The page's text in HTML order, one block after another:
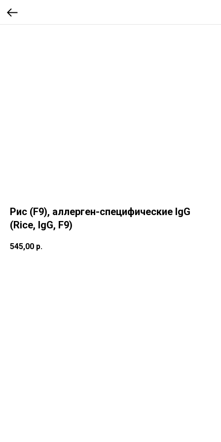
Рис (F9), аллерген-специфические IgG
(Rice, IgG, F9)
545,00 р.